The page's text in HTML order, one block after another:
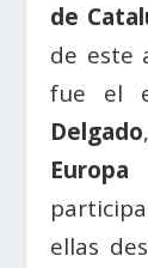
de
de este
fue el
Delgado
ellas